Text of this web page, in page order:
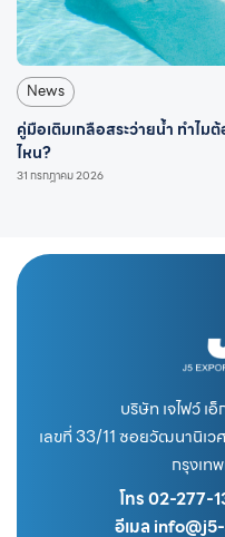
News
คู่มือเติมเกลือสระว่ายน้ำ ทำไม
ไหน?
31 กรกฎาคม 2026
บริษัท เจไฟว์
เลขที่ 33/11 ซอยวัฒนานิเว
กรุงเท
โทร 02-277-
อีเมล